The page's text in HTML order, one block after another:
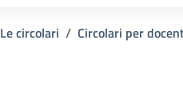
Le circolari Circolari per